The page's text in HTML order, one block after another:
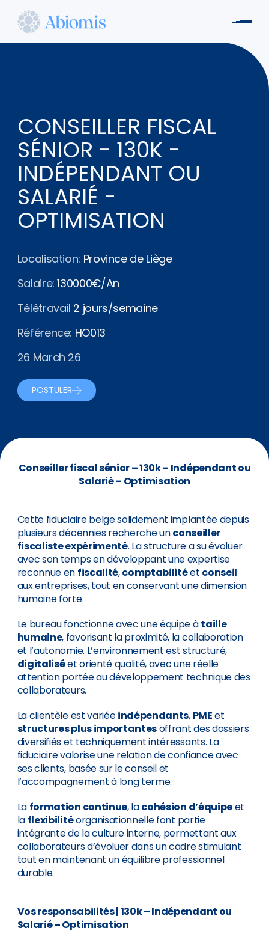
contenu
Abiomis
CONSEILLER FISCAL
SÉNIOR - 130K -
INDÉPENDANT OU
SALARIÉ -
OPTIMISATION
Localisation: Province de Liège
Salaire: 130000€/An
Télétravail 2 jours/semaine
Référence: HO013
26 March 26
POSTULER
Conseiller fiscal sénior – 130k – Indépendant ou
Salarié – Optimisation
Cette fiduciaire belge solidement implantée depuis
plusieurs décennies recherche unconseiller
fiscaliste expérimenté. La structure a su évoluer
avec son temps en développant une expertise
reconnue en fiscalité,comptabilitéet conseil
aux entreprises, tout en conservant une dimension
humaine forte.
Le bureau fonctionne avec une équipe àtaille
humaine, favorisant la proximité, la collaboration
et l’autonomie. L’environnement est structuré,
digitaliséet orienté qualité, avec une réelle
attention portée au développement technique des
collaborateurs.
La clientèle est variéeindépendants, PMEet
structures plus importantesoffrant des dossiers
diversifiés et techniquement intéressants. La
fiduciaire valorise une relation de confiance avec
ses clients, basée sur le conseil et
l’accompagnement à long terme.
La formation continue, lacohésion d’équipeet
la flexibilitéorganisationnelle font partie
intégrante de la culture interne, permettant aux
collaborateurs d’évoluer dans un cadre stimulant
tout en maintenant un équilibre professionnel
durable.
Vos responsabilités| 130k – Indépendant ou
Salarié – Optimisation